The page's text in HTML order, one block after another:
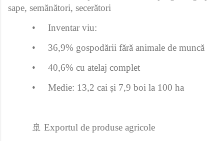
sape, semănători, secerători
•
Inventar viu:
•
36,9% gospodării fără animale de muncă
•
40,6% cu atelaj complet
•
Medie: 13,2 cai și 7,9 boi la 100 ha
🚢 Exportul de produse agricole